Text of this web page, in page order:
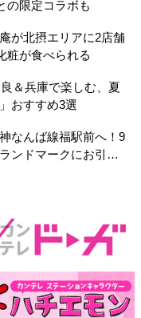
の限定コラボも
が北摂エリアに2店舗
粧が食べられる
＆兵庫で楽しむ、夏
おすすめ3選
なんば線福駅前へ！9
ンドマークにお引っ